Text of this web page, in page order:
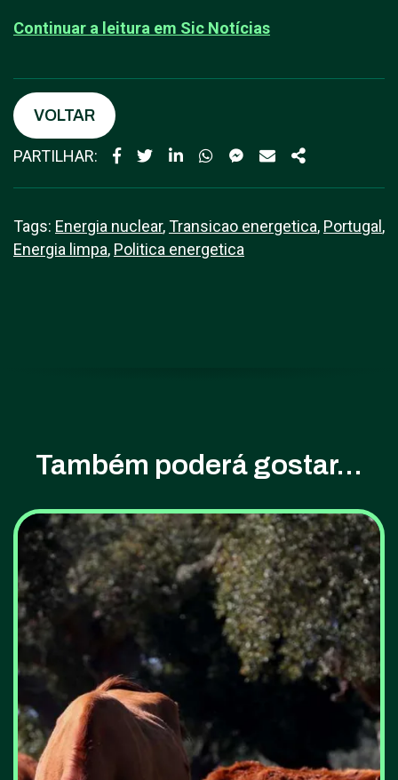
Continuar a leitura em Sic Notícias
VOLTAR
PARTILHAR:
Tags: Energia nuclear,Transicao energetica, Portugal ,
Energia limpa, Politica energetica
Também poderá gostar...